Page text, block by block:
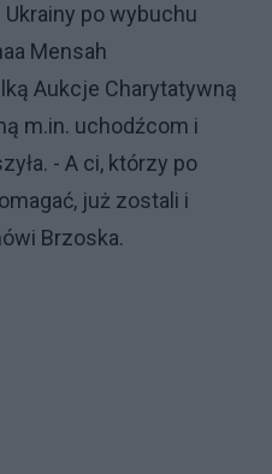
po wybuchu
Mensah
Aukcje Charytatywną
m.in. uchodźcom i
- A ci, którzy po
już zostali i
Brzoska.